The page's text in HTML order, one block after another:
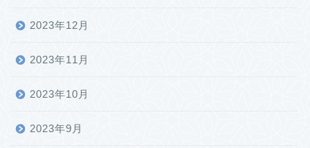
2023年12月
2023年11月
2023年10月
2023年9月